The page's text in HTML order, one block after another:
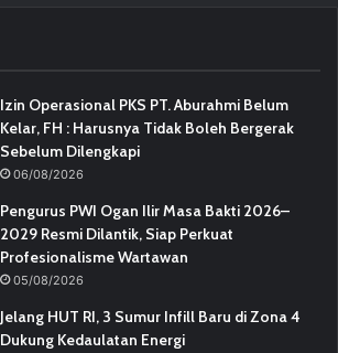
Izin Operasional PKS PT. Aburahmi Belum
Kelar, FH : Harusnya Tidak Boleh Bergerak
Sebelum Dilengkapi
06/08/2026
Pengurus PWI Ogan Ilir Masa Bakti 2026–
2029 Resmi Dilantik, Siap Perkuat
Profesionalisme Wartawan
05/08/2026
Jelang HUT RI, 3 Sumur Infill Baru di Zona 4
Dukung Kedaulatan Energi